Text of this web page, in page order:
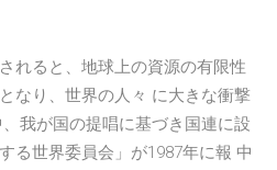
れると、地球上の資源の有限性
なり、世界の人々 に大きな衝撃
我が国の提唱に基づき国連に設
る世界委員会」が1987年に報 中